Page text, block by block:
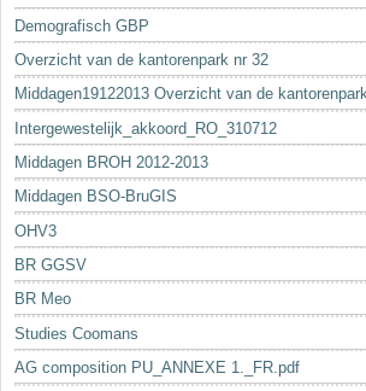
Demografisch GBP
Overzicht van de kantorenpark nr 32
Middagen19122013 Overzicht van de
Intergewestelijk_akkoord_RO_310712
Middagen BROH 2012-2013
Middagen BSO-BruGIS
OHV3
BR GGSV
BR Meo
Studies Coomans
AG composition PU_ANNEXE 1._FR.pdf